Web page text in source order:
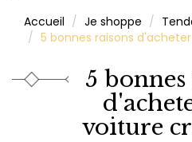
recherche
Accueil Je shoppe
5 bonnes raisons
5
voiture